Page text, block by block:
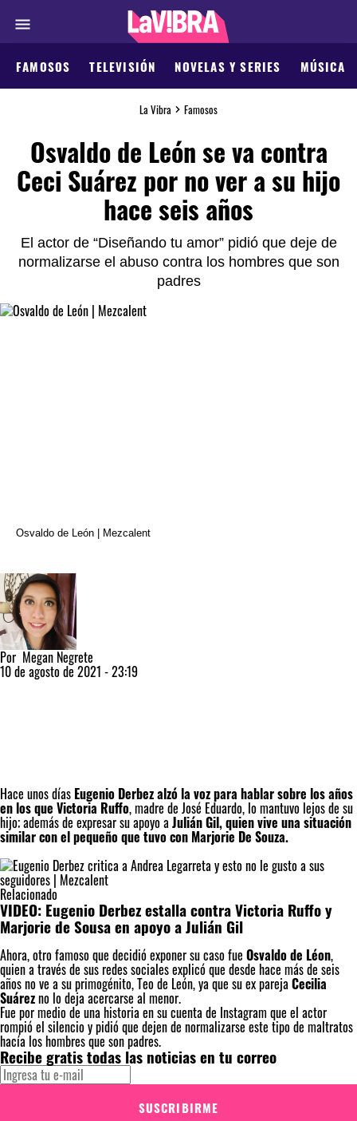
FAMOSOS TELEVISIÓN NOVELAS Y SERIES MÚSICA
La Vibra Famosos
Osvaldo de León se va contra
Ceci Suárez por no ver a su hijo
hace seis años
El actor de “Diseñando tu amor” pidió que deje de
normalizarse el abuso contra los hombres que son
padres
Osvaldo de León | Mezcalent
Por Megan Negrete
10 de agosto de 2021 - 23:19
Hace unos días Eugenio Derbez alzó la voz para hablar sobre los años
en los que Victoria Ruffo, madre de José Eduardo, lo mantuvo lejos de su
hijo; además de expresar su apoyo a Julián Gil, quien vive una situación
similar con el pequeño que tuvo con Marjorie De Souza.
Relacionado
VIDEO: Eugenio Derbez estalla contra Victoria Ruffo y
Marjorie de Sousa en apoyo a Julián Gil
Ahora, otro famoso que decidió exponer su caso fue Osvaldo de Léon,
quien a través de sus redes sociales explicó que desde hace más de seis
años no ve a su primogénito, Teo de León, ya que su ex pareja Cecilia
Suárezno lo deja acercarse al menor.
Fue por medio de una historia en su cuenta de Instagram que el actor
rompió el silencio y pidió que dejen de normalizarse este tipo de maltratos
hacía los hombres que son padres.
Recibe gratis todas las noticias en tu correo
SUSCRIBIRME